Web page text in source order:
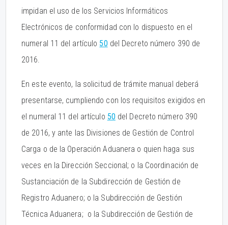
impidan el uso de los Servicios Informáticos
Electrónicos de conformidad con lo dispuesto en el
numeral 11 del artículo 50 del Decreto número 390 de
2016.
En este evento, la solicitud de trámite manual deberá
presentarse, cumpliendo con los requisitos exigidos en
el numeral 11 del artículo 50 del Decreto número 390
de 2016, y ante las Divisiones de Gestión de Control
Carga o de la Operación Aduanera o quien haga sus
veces en la Dirección Seccional; o la Coordinación de
Sustanciación de la Subdirección de Gestión de
Registro Aduanero; o la Subdirección de Gestión
Técnica Aduanera; o la Subdirección de Gestión de